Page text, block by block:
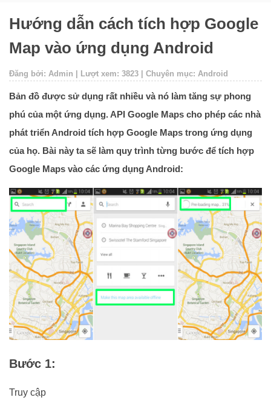
Hướng dẫn cách tích hợp Google
Map vào ứng dụng Android
Đăng bởi: Admin | Lượt xem: 3823 | Chuyên mục: Android
Bản đồ được sử dụng rất nhiều và nó làm tăng sự phong
phú của một ứng dụng. API Google Maps cho phép các nhà
phát triển Android tích hợp Google Maps trong ứng dụng
của họ. Bài này ta sẽ làm quy trình từng bước để tích hợp
Google Maps vào các ứng dụng Android:
Bước 1:
Truy cập